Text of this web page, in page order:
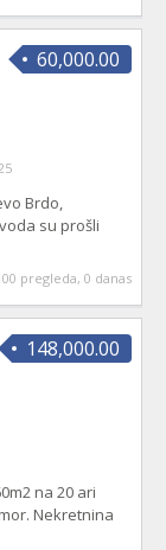
60,000.00
Brdo,
su prošli
pregleda, 0 danas
148,000.00
na 20 ari
Nekretnina